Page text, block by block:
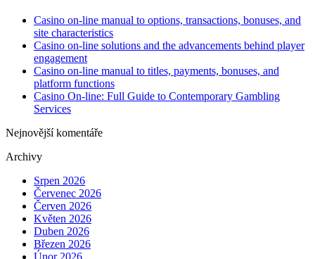
Casino on-line manual to options, transactions, bonuses, and
site characteristics
Casino on-line solutions and the advancements behind player
engagement
Casino on-line manual to titles, payments, bonuses, and
platform functions
Casino On-line: Full Guide to Contemporary Gambling
Services
Nejnovější komentáře
Archivy
Srpen 2026
Červenec 2026
Červen 2026
Květen 2026
Duben 2026
Březen 2026
Únor 2026